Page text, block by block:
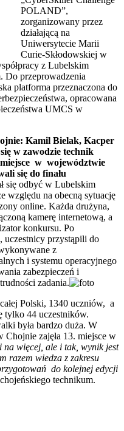
POLAND”,
zorganizowany przez
działającą na
Uniwersytecie Marii
Curie-Skłodowskiej w
z Lubelskim
Do przeprowadzenia
platforma przeznaczona do
opracowana
UMCS w
Kamil Bielak, Kacper
w zawodzie technik
w województwie
się do finału
się odbyć w Lubelskim
względu na obecną sytuację
online. Każda drużyna,
kamerę internetową, a
konkursu. Po
uczestnicy przystąpili do
z
i systemu operacyjnego
zabezpieczeń i
zadania.
Polski, 1340 uczniów, a
tylko 44 uczestników.
była bardzo duża. W
zajęła 13. miejsce w
na więcej, ale i tak, wynik jest
razem wiedza z zakresu
do kolejnej edycji
technikum.